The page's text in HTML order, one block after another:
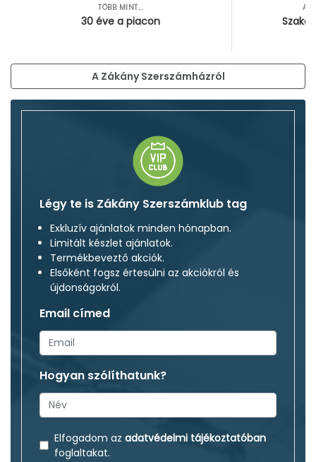
TÖBB MINT...
30 éve a piacon
A Zákány Szerszámházról
Légy te is Zákány Szerszámklub tag
Exkluzív ajánlatok minden hónapban.
Limitált készlet ajánlatok.
Termékbeveztő akciók.
Elsőként fogsz értesülni az akciókról és
újdonságokról.
Email címed
Hogyan szólíthatunk?
Elfogadom az adatvédelmi tájékoztatóban
foglaltakat.